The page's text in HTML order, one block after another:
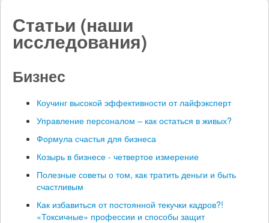
Инструменты
Обучение
Контакты
Правила получения заказов
Магазин
Статьи (наши
исследования)
Бизнес
Коучинг высокой эффективности от лайфэксперт
Управление персоналом – как остаться в живых?
Формула счастья для бизнеса
Козырь в бизнесе - четвертое измерение
Полезные советы о том, как тратить деньги и быть
счастливым
Как избавиться от постоянной текучки кадров?!
«Токсичные» профессии и способы защит